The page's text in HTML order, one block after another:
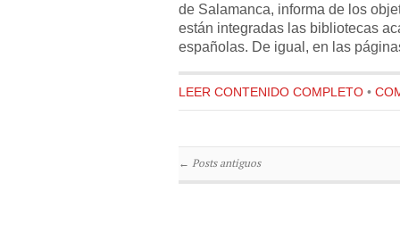
de Salamanca, informa de los
están integradas las bibliotecas
españolas. De igual, en las
LEER CONTENIDO COMPLETO •
← Posts antiguos